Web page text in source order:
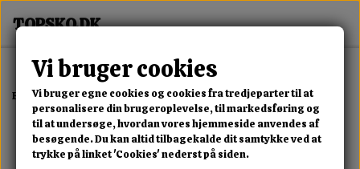
Forside Dame Alle Damesko Vanessa Kork Sandal
Vi bruger cookies
Vi bruger egne cookies og cookies fra tredjeparter til at
personalisere din brugeroplevelse, til markedsføring og
til at undersøge, hvordan vores hjemmeside anvendes af
besøgende. Du kan altid tilbagekalde dit samtykke ved at
trykke på linket 'Cookies' nederst på siden.